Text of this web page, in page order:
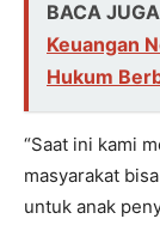
BACA
Keuangan
Hukum
“Saat ini kami
masyarakat
untuk anak